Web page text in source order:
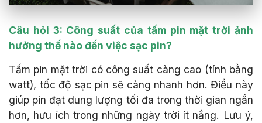
Câu hỏi 3: Công suất của tấm pin mặt trời ảnh
hưởng thế nào đến việc sạc pin?
Tấm pin mặt trời có công suất càng cao (tính bằng
watt), tốc độ sạc pin sẽ càng nhanh hơn. Điều này
giúp pin đạt dung lượng tối đa trong thời gian ngắn
hơn, hưu ích trong những ngày trời ít nắng. Lưu ý,